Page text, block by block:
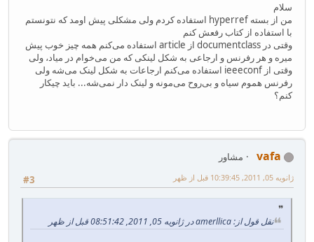
سلام
من از بسته hyperref استفاده کردم ولی مشکلی پیش اومد که نتونستم
با استفاده از کتاب رفعش کنم
وقتی در documentclass از article استفاده می‌کنم همه چیز خوب پیش
میره و هر رفرنس و ارجاعی به شکل لینکی که من می‌خوام در میاد، ولی
وقتی از ieeeconf استفاده می‌کنم ارجاعات به شکل لینک می‌شه ولی
رفرنس هموم سیاه و بی‌روح می‌مونه و لینک دار نمی‌شه... باید چیکار
کنم؟
vafa
مشاور
#3
ژانویه 05, 2011, 10:39:45 قبل از ظهر
نقل قول از: amerllica در ژانویه 05, 2011, 08:51:42 قبل از ظهر